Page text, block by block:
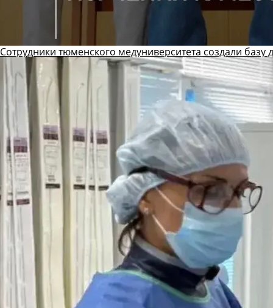
Сотрудники тюменского медуниверситета создали